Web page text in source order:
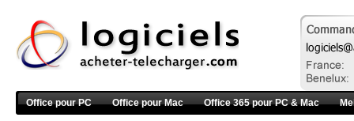
Office pour PC Office pour Mac Office 365 pour PC & Mac